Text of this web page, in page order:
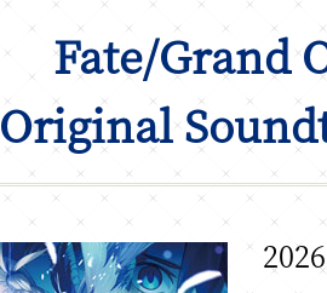
Fate/Grand
Original